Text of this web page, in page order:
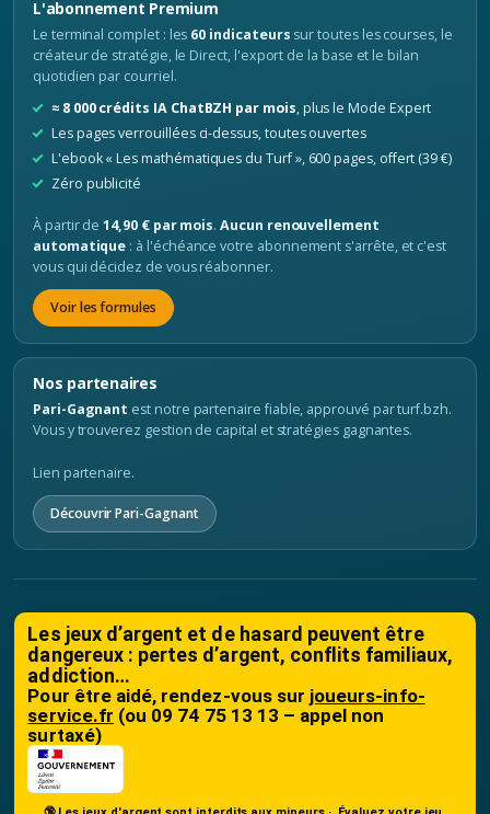
L'abonnement Premium
Le terminal complet : les 60 indicateurs sur toutes les courses, le
créateur de stratégie, le Direct, l'export de la base et le bilan
quotidien par courriel.
≈ 8 000 crédits IA ChatBZH par mois, plus le Mode Expert
Les pages verrouillées ci-dessus, toutes ouvertes
L'ebook « Les mathématiques du Turf », 600 pages, offert (39 €)
Zéro publicité
À partir de14,90 € par mois.Aucun renouvellement
automatique : à l'échéance votre abonnement s'arrête, et c'est
vous qui décidez de vous réabonner.
Voir les formules
Nos partenaires
Pari-Gagnant est notre partenaire fiable, approuvé par turf.bzh.
Vous y trouverez gestion de capital et stratégies gagnantes.
Lien partenaire.
Découvrir Pari-Gagnant
Les jeux d’argent et de hasard peuvent être
dangereux : pertes d’argent, conflits familiaux,
addiction…
Pour être aidé, rendez-vous sur joueurs-info-
service.fr (ou 09 74 75 13 13 – appel non
surtaxé)